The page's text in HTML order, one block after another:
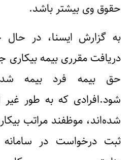
حقوق وی بیشتر باشد.
به گزارش ایسنا، در
دریافت مقرری بیمه بیکاری
حق بیمه فرد بیمه
شود.افرادی که به طور غیر
شده‌اند، موظفند مراتب
ثبت درخواست در سامانه